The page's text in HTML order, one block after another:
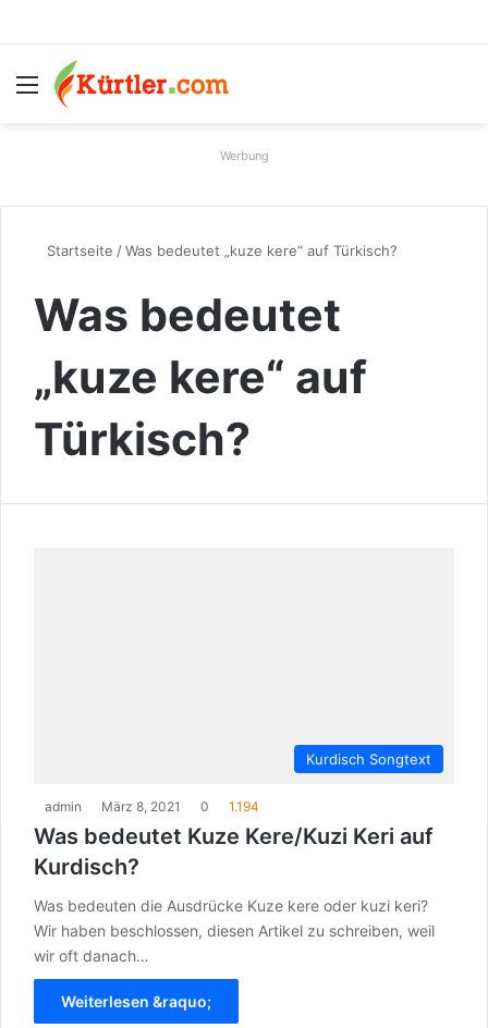
Menü
Werbung
Startseite /Was bedeutet „kuze kere“ auf Türkisch?
Was bedeutet
„kuze kere“ auf
Türkisch?
Kurdisch Songtext
admin März 8, 2021 0 1.194
Was bedeutet Kuze Kere/Kuzi Keri auf
Kurdisch?
Was bedeuten die Ausdrücke Kuze kere oder kuzi keri?
Wir haben beschlossen, diesen Artikel zu schreiben, weil
wir oft danach…
Weiterlesen &raquo;